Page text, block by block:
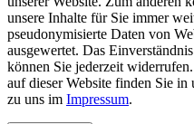
unsere Inhalte für Sie immer
pseudonymisierte Daten von
ausgewertet. Das
können Sie jederzeit
auf dieser Website finden Sie in
zu uns im Impressum.